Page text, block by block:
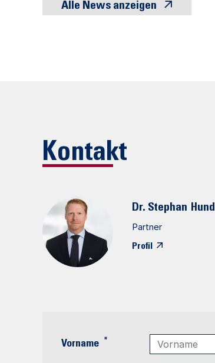
Alle News anzeigen
Kontakt
Dr. Stephan
Partner
Profil
Vorname *